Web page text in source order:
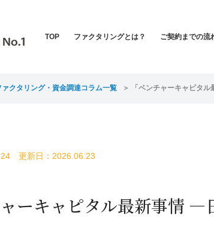
TOP ファクタリングとは？ ご契約までの流
ァクタリング・資金調達コラム一覧 「ベンチャーキャピタ
更新日：2026.06.23
ャーキャピタル最新事情